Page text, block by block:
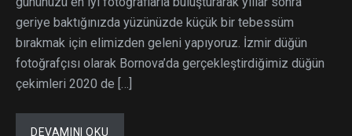
geriye baktığınızda yüzünüzde küçük bir tebessüm
bırakmak için elimizden geleni yapıyoruz. İzmir düğün
fotoğrafçısı olarak Bornova’da gerçekleştirdiğimiz düğün
çekimleri 2020 de […]
DEVAMINI OKU